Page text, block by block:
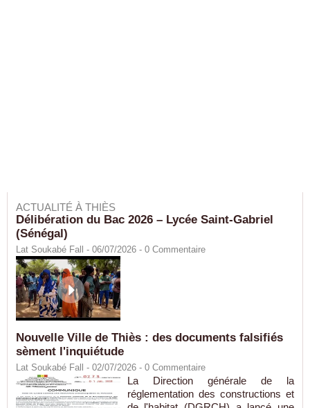
ACTUALITÉ À THIÈS
Délibération du Bac 2026 – Lycée Saint-Gabriel
(Sénégal)
Lat Soukabé Fall - 06/07/2026 - 0 Commentaire
Nouvelle Ville de Thiès : des documents falsifiés
sèment l'inquiétude
Lat Soukabé Fall - 02/07/2026 - 0 Commentaire
La Direction générale de la
réglementation des constructions et